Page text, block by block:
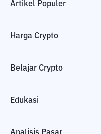
Artikel Populer
Harga Crypto
Belajar Crypto
Edukasi